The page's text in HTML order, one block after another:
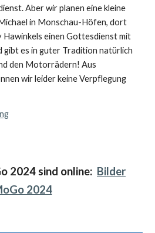
Aber wir planen eine kleine
in Monschau-Höfen, dort
einen Gottesdienst mit
gibt es in guter Tradition natürlich
den Motorrädern! Aus
wir leider keine Verpflegung
2024 sind online: Bilder
2024